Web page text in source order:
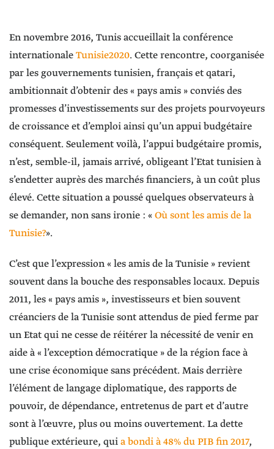
En novembre 2016, Tunis accueillait la conférence
internationaleTunisie2020. Cette rencontre, coorganisée
par les gouvernements tunisien, français et qatari,
ambitionnait d’obtenir des « pays amis » conviés des
promesses d’investissements sur des projets pourvoyeurs
de croissance et d’emploi ainsi qu’un appui budgétaire
conséquent. Seulement voilà, l’appui budgétaire promis,
n’est, semble-il, jamais arrivé, obligeant l’Etat tunisien à
s’endetter auprès des marchés financiers, à un coût plus
élevé. Cette situation a poussé quelques observateurs à
se demander, non sans ironie : « Où sont les amis de la
Tunisie?».
C’est que l’expression « les amis de la Tunisie » revient
souvent dans la bouche des responsables locaux. Depuis
2011, les « pays amis », investisseurs et bien souvent
créanciers de la Tunisie sont attendus de pied ferme par
un Etat qui ne cesse de réitérer la nécessité de venir en
aide à « l’exception démocratique » de la région face à
une crise économique sans précédent. Mais derrière
l’élément de langage diplomatique, des rapports de
pouvoir, de dépendance, entretenus de part et d’autre
sont à l’œuvre, plus ou moins ouvertement. La dette
publique extérieure, quia bondi à 48% du PIB fin 2017,